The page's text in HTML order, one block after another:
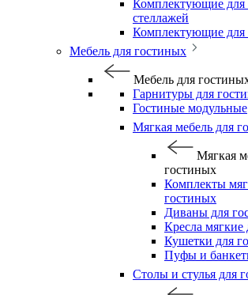
Комплектующие
стеллажей
Комплектующие для
Мебель для гостиных
Мебель для
Гарнитуры для
Гостиные модульные
Мягкая мебель для
Мягкая
гостиных
Комплекты
гостиных
Диваны для
Кресла мягкие
Кушетки для
Пуфы и
Столы и стулья для